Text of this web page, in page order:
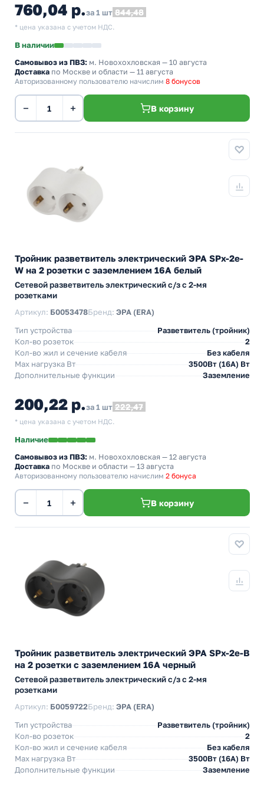
760,04 р.за 1 шт 844,48
* цена указана с учетом НДС.
В наличии
Самовывоз из ПВЗ: м. Новохохловская — 10 августа
Доставка по Москве и области — 11 августа
Авторизованному пользователю начислим 8 бонусов
− + В корзину
Тройник разветвитель электрический ЭРА SPx-2e-
W на 2 розетки с заземлением 16А белый
Сетевой разветвитель электрический с/з с 2-мя
розетками
Артикул: Б0053478Бренд: ЭРА (ERA)
Тип устройства
Разветвитель (тройник)
Кол-во розеток
2
Кол-во жил и сечение кабеля
Без кабеля
Max нагрузка Вт
3500Вт (16А) Вт
Дополнительные функции
Заземление
200,22 р.за 1 шт 222,47
* цена указана с учетом НДС.
Наличие
Самовывоз из ПВЗ: м. Новохохловская — 12 августа
Доставка по Москве и области — 13 августа
Авторизованному пользователю начислим 2 бонуса
− + В корзину
Тройник разветвитель электрический ЭРА SPx-2e-B
на 2 розетки с заземлением 16А черный
Сетевой разветвитель электрический с/з с 2-мя
розетками
Артикул: Б0059722Бренд: ЭРА (ERA)
Тип устройства
Разветвитель (тройник)
Кол-во розеток
2
Кол-во жил и сечение кабеля
Без кабеля
Max нагрузка Вт
3500Вт (16А) Вт
Дополнительные функции
Заземление